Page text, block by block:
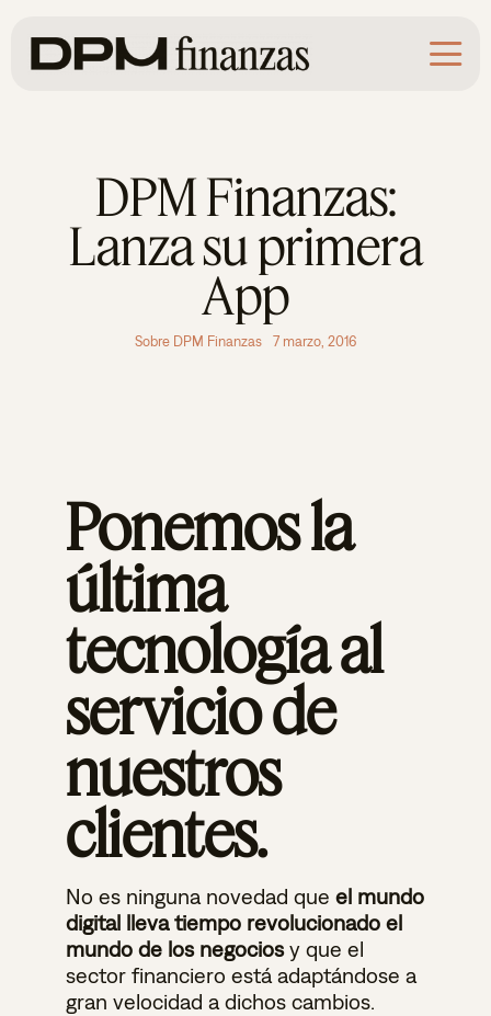
contenido
DPM Finanzas:
Lanza su primera
App
Sobre DPM Finanzas 7 marzo, 2016
Ponemos la
última
tecnología al
servicio de
nuestros
clientes.
No es ninguna novedad que el mundo
digital lleva tiempo revolucionado el
mundo de los negociosy que el
sector financiero está adaptándose a
gran velocidad a dichos cambios.